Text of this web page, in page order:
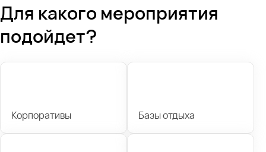
Для какого мероприятия
подойдет?
Корпоративы Базы отдыха